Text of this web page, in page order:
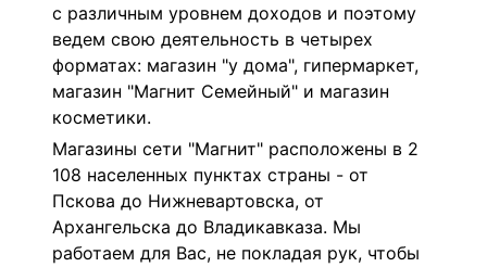
с различным уровнем доходов и поэтому
ведем свою деятельность в четырех
форматах: магазин "у дома", гипермаркет,
магазин "Магнит Семейный" и магазин
косметики.
Магазины сети "Магнит" расположены в 2
108 населенных пунктах страны - от
Пскова до Нижневартовска, от
Архангельска до Владикавказа. Мы
работаем для Вас, не покладая рук, чтобы